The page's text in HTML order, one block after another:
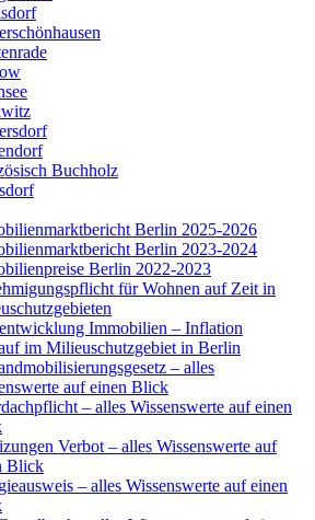
Buchholz
Berlin 2025-2026
Berlin 2023-2024
Berlin 2022-2023
für Wohnen auf Zeit in
Immobilien – Inflation
im Milieuschutzgebiet in Berlin
– alles
auf einen Blick
– alles Wissenswerte auf einen
Verbot – alles Wissenswerte auf
Blick
– alles Wissenswerte auf einen